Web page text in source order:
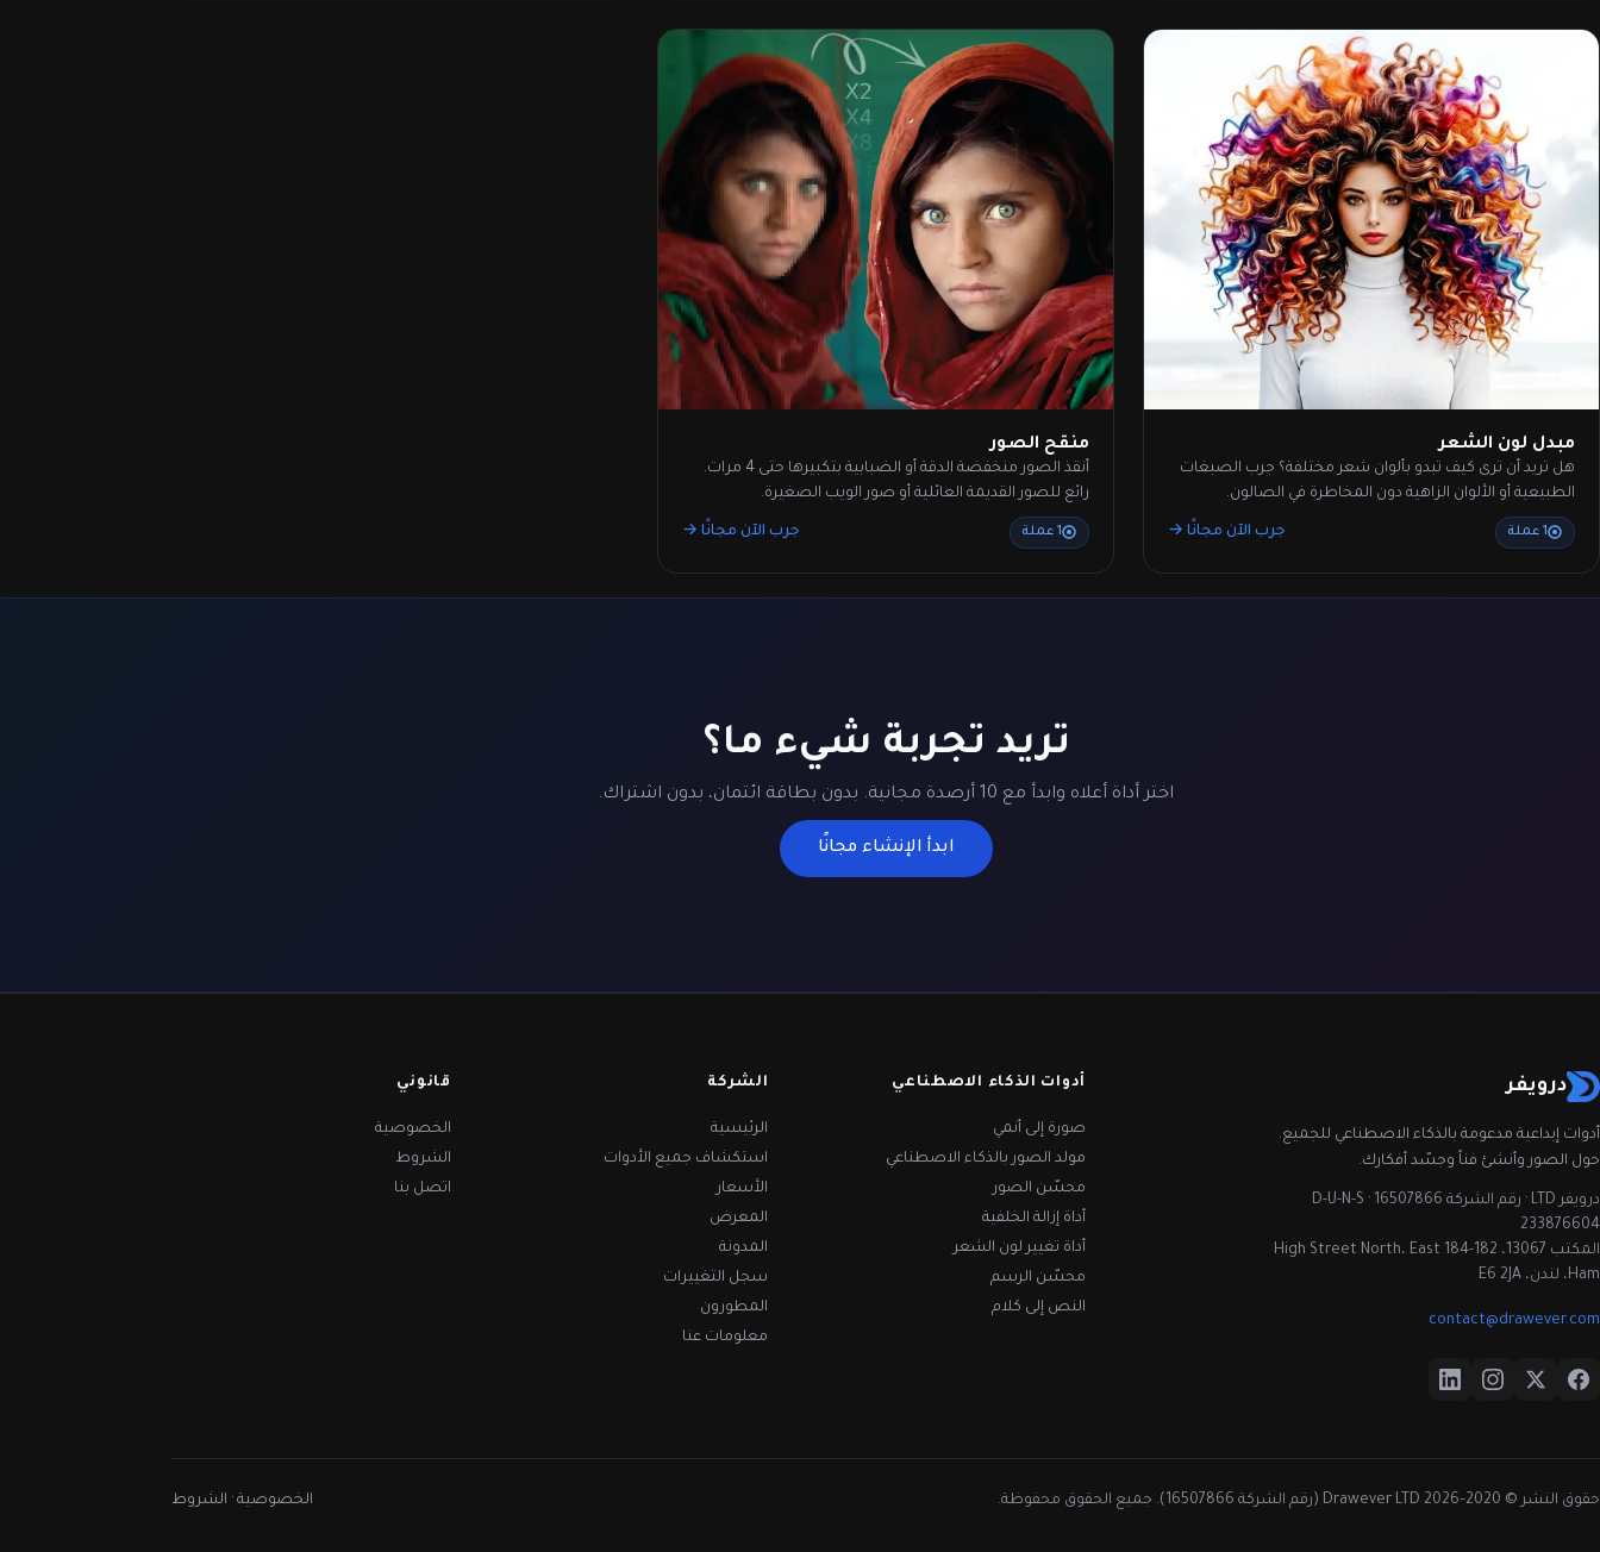
مبدل لون الشعر
هل تريد أن ترى كيف تبدو بألوان شعر مختلفة؟ جرب الصبغات
الطبيعية أو الألوان الزاهية دون المخاطرة في الصالون.
1 عملة جرب الآن مجانًا →
منقح الصور
أنقذ الصور منخفضة الدقة أو الضبابية بتكبيرها حتى 4 مرات.
رائع للصور القديمة العائلية أو صور الويب الصغيرة.
1 عملة جرب الآن مجانًا →
تريد تجربة شيء ما؟
اختر أداة أعلاه وابدأ مع 10 أرصدة مجانية. بدون بطاقة ائتمان، بدون اشتراك.
ابدأ الإنشاء مجانًا
درويفر
أدوات إبداعية مدعومة بالذكاء الاصطناعي للجميع.
حول الصور وأنشئ فناً وجسّد أفكارك.
درويفر LTD · رقم الشركة 16507866 · D-U-N-S
233876604
المكتب 13067، 182-184 High Street North، East
Ham، لندن، E6 2JA
contact@drawever.com
أدوات الذكاء الاصطناعي
صورة إلى أنمي
مولد الصور بالذكاء الاصطناعي
محسّن الصور
أداة إزالة الخلفية
أداة تغيير لون الشعر
محسّن الرسم
النص إلى كلام
الشركة
الرئيسية
استكشاف جميع الأدوات
الأسعار
المعرض
المدونة
سجل التغييرات
المطورون
معلومات عنا
قانوني
الخصوصية
الشروط
اتصل بنا
حقوق النشر © 2020–2026 Drawever LTD (رقم الشركة 16507866). جميع الحقوق محفوظة. الخصوصية · الشروط